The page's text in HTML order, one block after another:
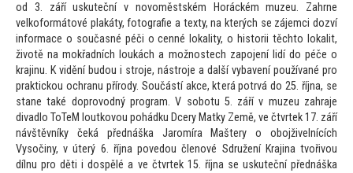
od 3. září uskuteční v novoměstském Horáckém muzeu. Zahrne
velkoformátové plakáty, fotografie a texty, na kterých se zájemci dozví
informace o současné péči o cenné lokality, o historii těchto lokalit,
životě na mokřadních loukách a možnostech zapojení lidí do péče o
krajinu. K vidění budou i stroje, nástroje a další vybavení používané pro
praktickou ochranu přírody. Součástí akce, která potrvá do 25. října, se
stane také doprovodný program. V sobotu 5. září v muzeu zahraje
divadlo ToTeM loutkovou pohádku Dcery Matky Země, ve čtvrtek 17. září
návštěvníky čeká přednáška Jaromíra Maštery o obojživelnících
Vysočiny, v úterý 6. října povedou členové Sdružení Krajina tvořivou
dílnu pro děti i dospělé a ve čtvrtek 15. října se uskuteční přednáška